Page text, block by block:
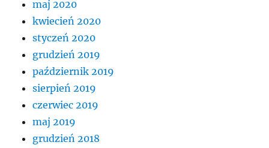
maj 2020
kwiecień 2020
styczeń 2020
grudzień 2019
październik 2019
sierpień 2019
czerwiec 2019
maj 2019
grudzień 2018